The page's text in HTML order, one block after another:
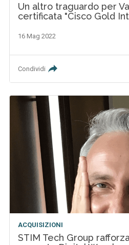
Un altro traguardo per
certificata "Cisco Gold
16 Mag 2022
Condividi
ACQUISIZIONI
STIM Tech Group